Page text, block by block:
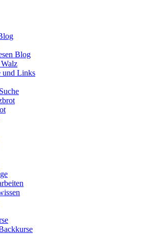
Blog
und Links